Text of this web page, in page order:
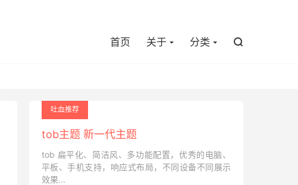
首页 关于 分类 
吐血推荐
tob主题 新一代主题
tob 扁平化、简洁风、多功能配置，优秀的电脑、
平板、手机支持，响应式布局，不同设备不同展示
效果...